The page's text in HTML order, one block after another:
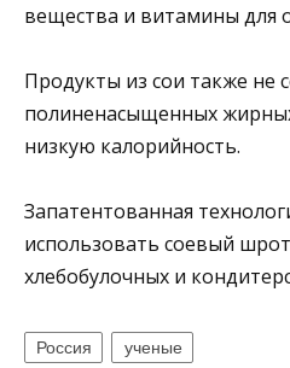
вещества и витамины для
Продукты из сои также не
полиненасыщенных
низкую калорийность.
Запатентованная
использовать соевый
хлебобулочных и
Россия ученые